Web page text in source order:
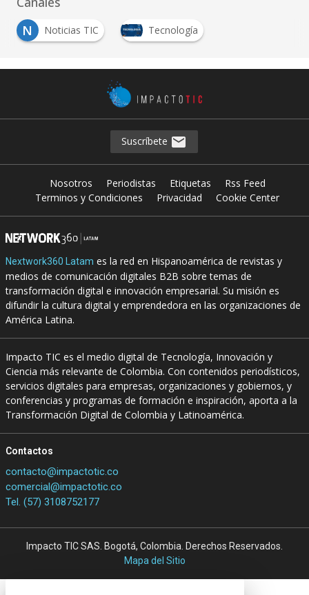
N
Noticias TIC Tecnología
Suscríbete
Nosotros Periodistas Etiquetas
Rss Feed
Terminos y Condiciones
Privacidad Cookie Center
Nextwork360 Latam es la red en Hispanoamérica de revistas y
medios de comunicación digitales B2B sobre temas de
transformación digital e innovación empresarial. Su misión es
difundir la cultura digital y emprendedora en las organizaciones de
América Latina.
Impacto TIC es el medio digital de Tecnología, Innovación y
Ciencia más relevante de Colombia. Con contenidos periodísticos,
servicios digitales para empresas, organizaciones y gobiernos, y
conferencias y programas de formación e inspiración, aporta a la
Transformación Digital de Colombia y Latinoamérica.
Contactos
contacto@impactotic.co
comercial@impactotic.co
Tel. (57) 3108752177
Impacto TIC SAS. Bogotá, Colombia. Derechos Reservados.
Mapa del Sitio